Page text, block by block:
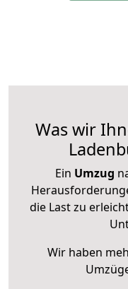
Was wir
Ein Umzug
die Last zu
Wir haben